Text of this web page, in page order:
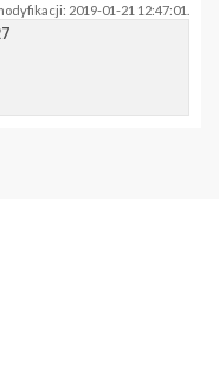
2019-01-21 12:47:01.